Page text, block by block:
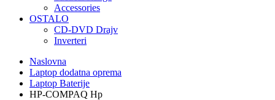
Accessories
OSTALO
CD-DVD Drajv
Inverteri
Naslovna
Laptop dodatna oprema
Laptop Baterije
HP-COMPAQ Hp